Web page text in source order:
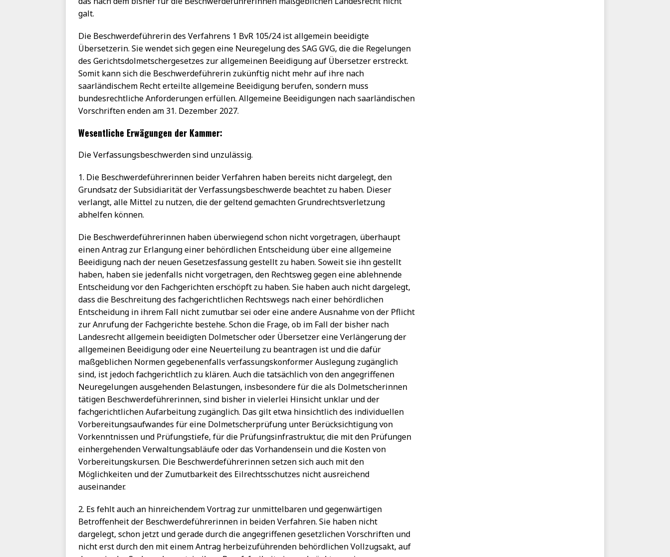
galt.
Die Beschwerdeführerin des Verfahrens 1 BvR 105/24 ist allgemein beeidigte
Übersetzerin. Sie wendet sich gegen eine Neuregelung des SAG GVG, die die Regelungen
des Gerichtsdolmetschergesetzes zur allgemeinen Beeidigung auf Übersetzer erstreckt.
Somit kann sich die Beschwerdeführerin zukünftig nicht mehr auf ihre nach
saarländischem Recht erteilte allgemeine Beeidigung berufen, sondern muss
bundesrechtliche Anforderungen erfüllen. Allgemeine Beeidigungen nach saarländischen
Vorschriften enden am 31. Dezember 2027.
Wesentliche Erwägungen der Kammer:
Die Verfassungsbeschwerden sind unzulässig.
1. Die Beschwerdeführerinnen beider Verfahren haben bereits nicht dargelegt, den
Grundsatz der Subsidiarität der Verfassungsbeschwerde beachtet zu haben. Dieser
verlangt, alle Mittel zu nutzen, die der geltend gemachten Grundrechtsverletzung
abhelfen können.
Die Beschwerdeführerinnen haben überwiegend schon nicht vorgetragen, überhaupt
einen Antrag zur Erlangung einer behördlichen Entscheidung über eine allgemeine
Beeidigung nach der neuen Gesetzesfassung gestellt zu haben. Soweit sie ihn gestellt
haben, haben sie jedenfalls nicht vorgetragen, den Rechtsweg gegen eine ablehnende
Entscheidung vor den Fachgerichten erschöpft zu haben. Sie haben auch nicht dargelegt,
dass die Beschreitung des fachgerichtlichen Rechtswegs nach einer behördlichen
Entscheidung in ihrem Fall nicht zumutbar sei oder eine andere Ausnahme von der Pflicht
zur Anrufung der Fachgerichte bestehe. Schon die Frage, ob im Fall der bisher nach
Landesrecht allgemein beeidigten Dolmetscher oder Übersetzer eine Verlängerung der
allgemeinen Beeidigung oder eine Neuerteilung zu beantragen ist und die dafür
maßgeblichen Normen gegebenenfalls verfassungskonformer Auslegung zugänglich
sind, ist jedoch fachgerichtlich zu klären. Auch die tatsächlich von den angegriffenen
Neuregelungen ausgehenden Belastungen, insbesondere für die als Dolmetscherinnen
tätigen Beschwerdeführerinnen, sind bisher in vielerlei Hinsicht unklar und der
fachgerichtlichen Aufarbeitung zugänglich. Das gilt etwa hinsichtlich des individuellen
Vorbereitungsaufwandes für eine Dolmetscherprüfung unter Berücksichtigung von
Vorkenntnissen und Prüfungstiefe, für die Prüfungsinfrastruktur, die mit den Prüfungen
einhergehenden Verwaltungsabläufe oder das Vorhandensein und die Kosten von
Vorbereitungskursen. Die Beschwerdeführerinnen setzen sich auch mit den
Möglichkeiten und der Zumutbarkeit des Eilrechtsschutzes nicht ausreichend
auseinander.
2. Es fehlt auch an hinreichendem Vortrag zur unmittelbaren und gegenwärtigen
Betroffenheit der Beschwerdeführerinnen in beiden Verfahren. Sie haben nicht
dargelegt, schon jetzt und gerade durch die angegriffenen gesetzlichen Vorschriften und
nicht erst durch den mit einem Antrag herbeizuführenden behördlichen Vollzugsakt, auf